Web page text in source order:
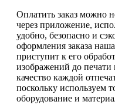
Оплатить заказ можно
через приложение,
удобно, безопасно и
оформления заказа
приступит к его
изображений до
качество каждой
поскольку используем
оборудование и